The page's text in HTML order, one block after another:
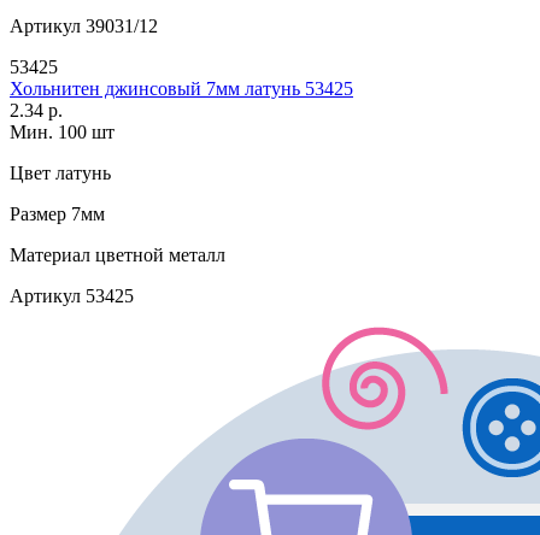
Артикул 39031/12
53425
Хольнитен джинсовый 7мм латунь 53425
2.34 р.
Мин. 100 шт
Цвет латунь
Размер 7мм
Материал цветной металл
Артикул 53425